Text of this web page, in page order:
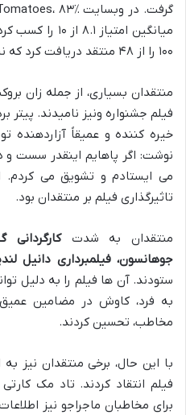
۱۰۰ را از ۴۸ منتقد دریافت کرد که نشان دهنده تحسین جهانی است.
منتقدان بسیاری، از جمله زان
فیلم جشنواره ونیز نامیدند. پیتر
خیره کننده و عمیقاً آزاردهنده
نوشت: اگر پاهایم اینقدر سست
می ایستادم و تشویق می کردم.
تاثیرگذاری فیلم بر منتقدان بود.
منتقدان به شدت
جوهانسون، فیلمبرداری دانیل
ستودند. آن ها فیلم را به دلیل
به فرد، کاوش در مضامین
مخاطب، تحسین کردند.
با این حال، برخی منتقدان نیز
فیلم انتقاد کردند. تاد مک
برای مخاطبان ماجراجو نیز